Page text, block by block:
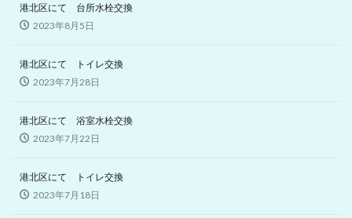
港北区にて 台所水栓交換
2023年8月5日
港北区にて トイレ交換
2023年7月28日
港北区にて 浴室水栓交換
2023年7月22日
港北区にて トイレ交換
2023年7月18日